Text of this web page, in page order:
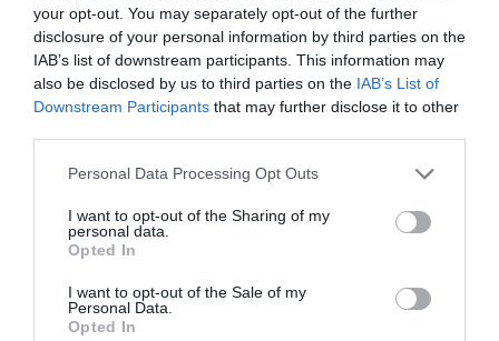
your opt-out. You may separately opt-out of the further
disclosure of your personal information by third parties on the
IAB’s list of downstream participants. This information may
also be disclosed by us to third parties on the IAB’s List of
Downstream Participants that may further disclose it to other
Please note that this website/app uses one or more Google
not limited to your visit or usage behaviour. You may click to
grant or deny consent to Google and its third-party tags to
use your data for below specified purposes in below Google
consent section.
Personal Data Processing Opt Outs
I want to opt-out of the Sharing of my
personal data.
Opted In
I want to opt-out of the Sale of my
Personal Data.
Opted In
Την είσοδο περίπου 12.500 κλειστών ακινήτων στη
στεγαστική αγορά έχει στόχο το πρόγραμμα «Ανακαινίζω
– Ενοικιάζω», αφού πρώτα οι ιδιοκτήτες τα ανακαι...
14 Φεβρουαρίου 2024
Ροή ειδήσεων
παραδώσουμε την πολιτική μας αυτονομία»
Γιαούρτι, ακτινίδιο και φράουλα οι μεγάλοι
πρωταγωνιστές